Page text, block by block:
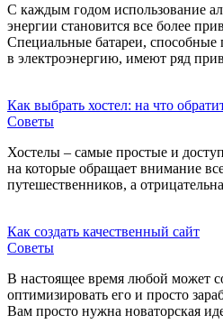
С каждым годом использование
энергии становится все более
Специальные батареи, способные
в электроэнергию, имеют ряд
Как выбрать хостел: на что
Советы
Хостелы – самые простые и
на которые обращает внимание
путешественников, а
Как создать качественный сайт
Советы
В настоящее время любой может
оптимизировать его и просто
Вам просто нужна новаторская